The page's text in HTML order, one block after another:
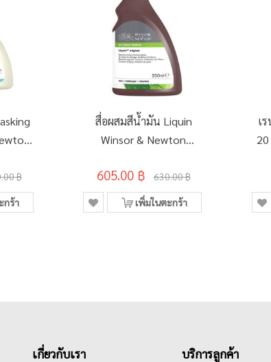
฿
กร้า
สื่อผสมสีน้ำมัน Liquin
Winsor & Newton
605.00 ฿ 630.00 ฿
เพิ่มในตะกร้า
เ
เกี่ยวกับเรา บริการลูกค้า